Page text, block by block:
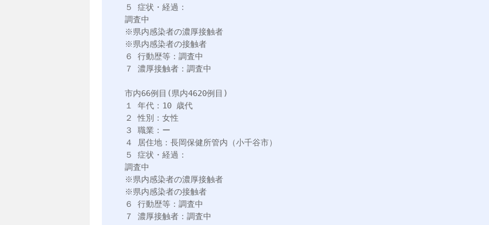
５ 症状・経過：
調査中
※県内感染者の濃厚接触者
※県内感染者の接触者
６ 行動歴等：調査中
７ 濃厚接触者：調査中
市内66例目(県内4620例目)
１ 年代：10 歳代
２ 性別：女性
３ 職業：ー
４ 居住地：長岡保健所管内（小千谷市）
５ 症状・経過：
調査中
※県内感染者の濃厚接触者
※県内感染者の接触者
６ 行動歴等：調査中
７ 濃厚接触者：調査中